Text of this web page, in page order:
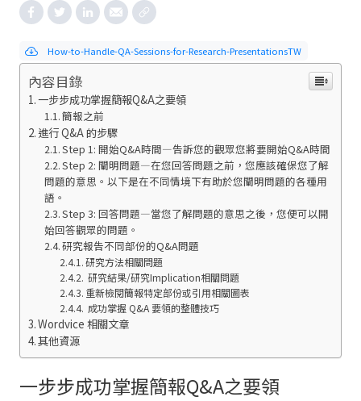
How-to-Handle-QA-Sessions-for-Research-PresentationsTW
內容目錄
一步步成功掌握簡報Q&A之要領
簡報之前
進行 Q&A 的步驟
Step 1: 開始Q&A時間—告訴您的觀眾您將要開始Q&A時間
Step 2: 闡明問題—在您回答問題之前，您應該確保您了解
問題的意思。以下是在不同情境下有助於您闡明問題的各種用
語。
Step 3: 回答問題—當您了解問題的意思之後，您便可以開
始回答觀眾的問題。
研究報告不同部份的Q&A問題
研究方法相關問題
研究結果/研究Implication相關問題
重新檢閱簡報特定部份或引用相關圖表
成功掌握 Q&A 要領的整體技巧
Wordvice 相關文章
其他資源
一步步成功掌握簡報Q&A之要領